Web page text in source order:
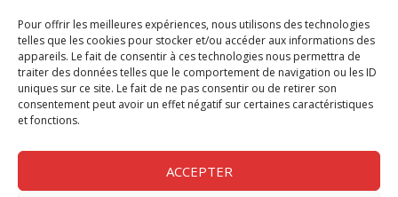
Pour offrir les meilleures expériences, nous utilisons des technologies
telles que les cookies pour stocker et/ou accéder aux informations des
appareils. Le fait de consentir à ces technologies nous permettra de
traiter des données telles que le comportement de navigation ou les ID
uniques sur ce site. Le fait de ne pas consentir ou de retirer son
consentement peut avoir un effet négatif sur certaines caractéristiques
et fonctions.
ACCEPTER
Chèque Compta
Chèque Emploi Spectacle
G-Pods
Profession Audio-visuel